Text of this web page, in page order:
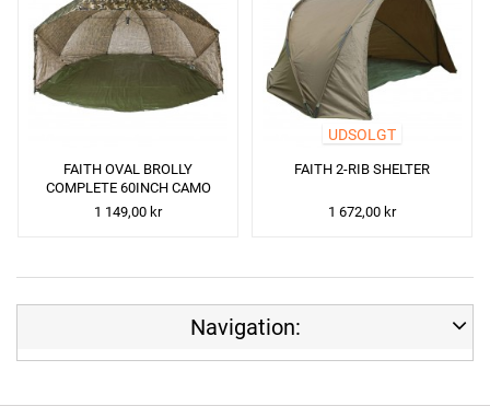
FAITH OVAL BROLLY
COMPLETE 60INCH CAMO
1 149,00 kr
UDSOLGT
FAITH 2-RIB SHELTER
1 672,00 kr
Navigation: